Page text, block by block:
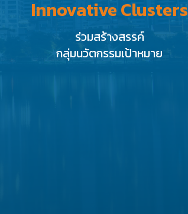
Innovative Clusters
ร่วมสร้างสรรค์
กลุ่มนวัตกรรมเป้าหมาย